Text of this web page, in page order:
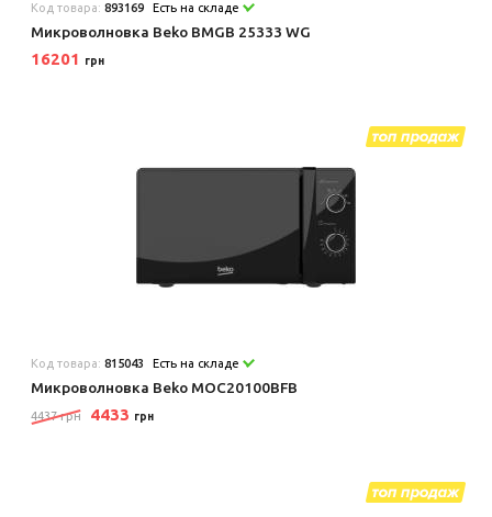
Код товара:893169 Есть на складе
Микроволновка Beko BMGB 25333 WG
16201 грн
Код товара:815043 Есть на складе
Микроволновка Beko MOC20100BFB
4437 грн 4433 грн